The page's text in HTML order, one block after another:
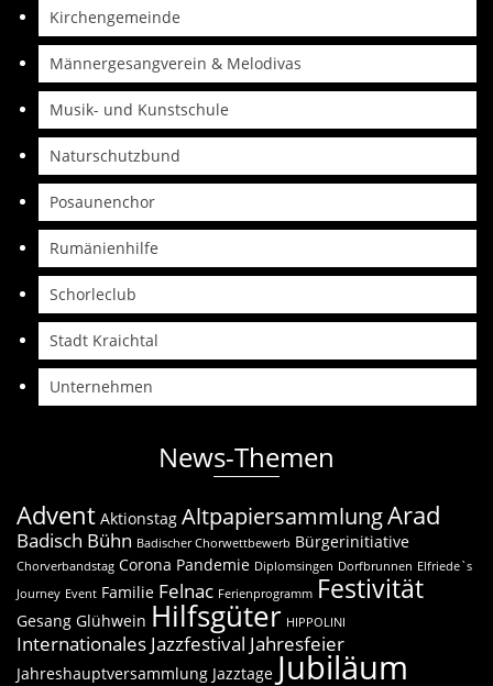
Kirchengemeinde
Männergesangverein & Melodivas
Musik- und Kunstschule
Naturschutzbund
Posaunenchor
Rumänienhilfe
Schorleclub
Stadt Kraichtal
Unternehmen
News-Themen
Advent Aktionstag AltpapiersammlungArad
Badisch Bühn Badischer Chorwettbewerb Bürgerinitiative
Chorverbandstag Corona Pandemie Diplomsingen Dorfbrunnen Elfriede`s
Journey Event Familie Felnac Ferienprogramm Festivität
Gesang Glühwein Hilfsgüter HIPPOLINI
Internationales Jazzfestival Jahresfeier
Jahreshauptversammlung Jazztage Jubiläum